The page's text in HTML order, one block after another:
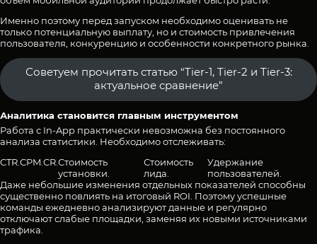
Именно поэтому перед запуском необходимо оценивать не
только потенциальную выплату, но и стоимость привлечения
пользователя, конкуренцию и особенности конкретного рынка.
Советуем прочитать статью “Tier-1, Tier-2 и Tier-3:
актуальное сравнение”
Аналитика становится главным инструментом
Работа с In-App практически невозможна без постоянного
анализа статистики. Необходимо отслеживать:
CTR.CPM. CR.Стоимость
установки.
Стоимость
лида.
Удержание
пользователей.
Даже небольшие изменения отдельных показателей способны
существенно повлиять на итоговый ROI. Поэтому успешные
команды ежедневно анализируют данные и регулярно
отключают слабые площадки, заменяя их новыми источниками
трафика.